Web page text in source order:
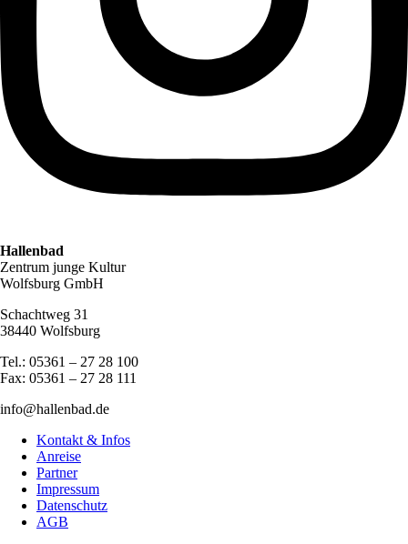
Hallenbad
Zentrum junge Kultur
Wolfsburg GmbH
Schachtweg 31
38440 Wolfsburg
Tel.: 05361 – 27 28 100
Fax: 05361 – 27 28 111
info@hallenbad.de
Kontakt & Infos
Anreise
Partner
Impressum
Datenschutz
AGB